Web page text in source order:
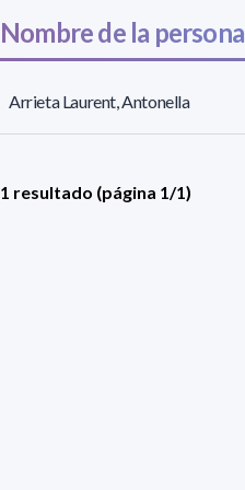
Nombre de la persona
Arrieta Laurent, Antonella
1 resultado (página 1/1)